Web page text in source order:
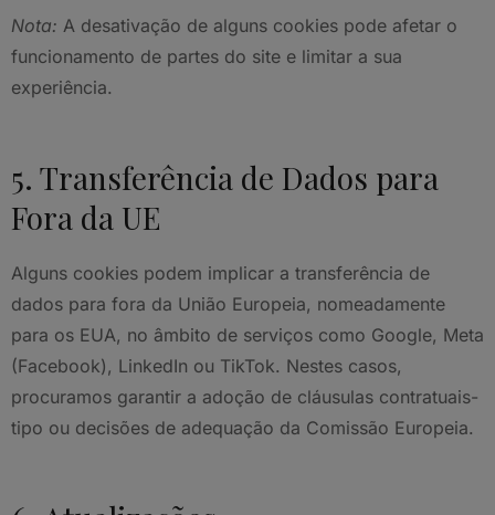
Nota: A desativação de alguns cookies pode afetar o
funcionamento de partes do site e limitar a sua
experiência.
5. Transferência de Dados para
Fora da UE
Alguns cookies podem implicar a transferência de
dados para fora da União Europeia, nomeadamente
para os EUA, no âmbito de serviços como Google, Meta
(Facebook), LinkedIn ou TikTok. Nestes casos,
procuramos garantir a adoção de cláusulas contratuais-
tipo ou decisões de adequação da Comissão Europeia.